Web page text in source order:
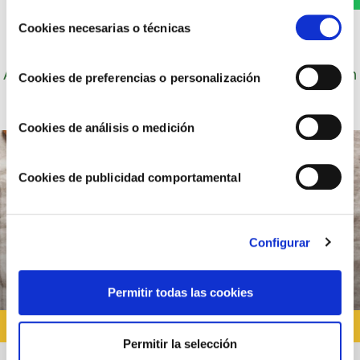
COOKIES.
deCookies necesarias o técnicas
Cookies de preferencias o personalización
Cookies de análisis o medición
Cookies de publicidad comportamental
Configurar
Permitir todas las cookies
Permitir la selección
Autor: Cocineros de Choví, expertos en recetas con
salsas para el disfrute.
RECETAS CON SALSA YOGUR